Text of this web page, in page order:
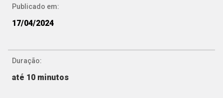
Publicado em:
17/04/2024
Duração:
até 10 minutos